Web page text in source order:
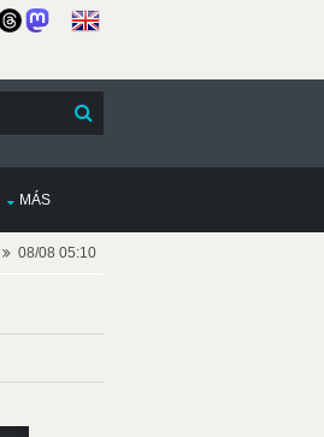
MÁS
08/08 05:10